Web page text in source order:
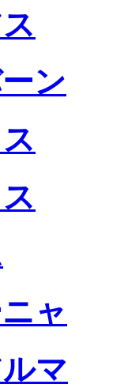
ン
ャ
マ